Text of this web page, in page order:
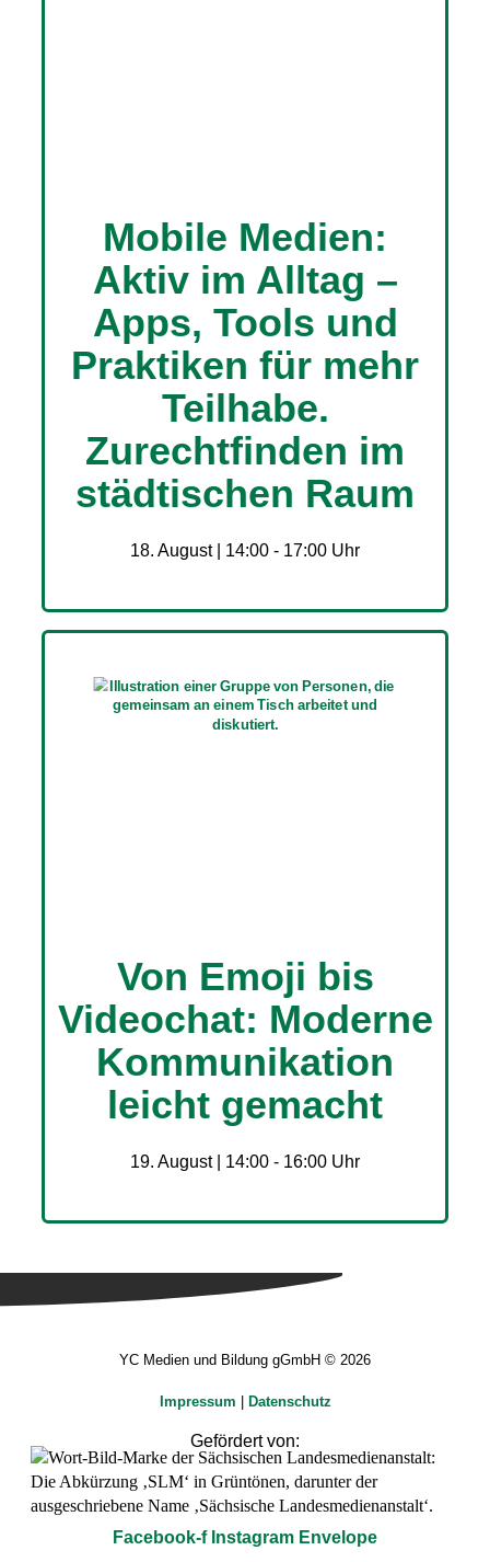
Mobile Medien:
Aktiv im Alltag –
Apps, Tools und
Praktiken für mehr
Teilhabe.
Zurechtfinden im
städtischen Raum
18. August | 14:00 - 17:00
Von Emoji bis
Videochat: Moderne
Kommunikation
leicht gemacht
19. August | 14:00 - 16:00
YC Medien und Bildung gGmbH © 2026
Impressum Datenschutz
Gefördert von:
Facebook-f Instagram Envelope